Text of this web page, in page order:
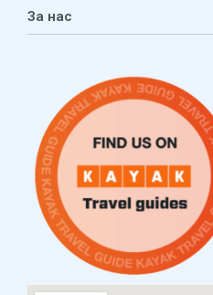
Листа на желби
За нас
Услови за плаќање и испорака
Наши партнери